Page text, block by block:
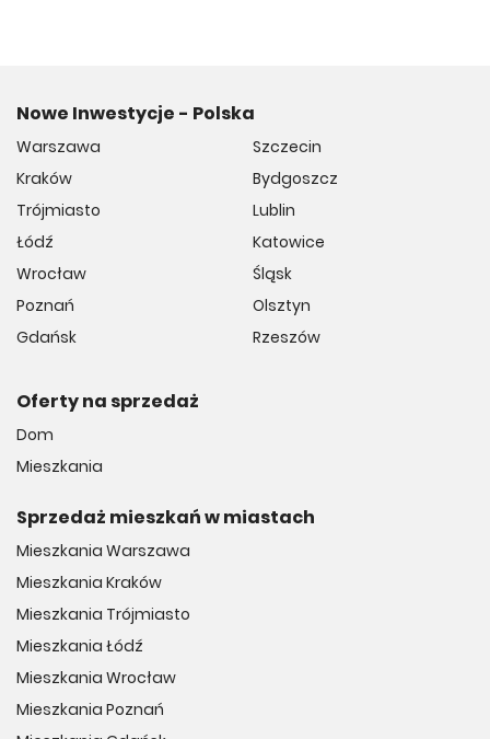
Nowe Inwestycje - Polska
Warszawa
Kraków
Trójmiasto
Łódź
Wrocław
Poznań
Gdańsk
Szczecin
Bydgoszcz
Lublin
Katowice
Śląsk
Olsztyn
Rzeszów
Oferty na sprzedaż
Dom
Mieszkania
Sprzedaż mieszkań w miastach
Mieszkania Warszawa
Mieszkania Kraków
Mieszkania Trójmiasto
Mieszkania Łódź
Mieszkania Wrocław
Mieszkania Poznań